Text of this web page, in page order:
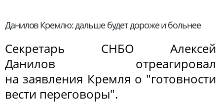
Данилов Кремлю: дальше будет дороже и больнее
Секретарь СНБО Алексей
Данилов отреагировал
на заявления Кремля о "готовности
вести переговоры".